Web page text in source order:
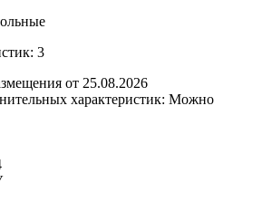
3
от 25.08.2026
характеристик: Можно